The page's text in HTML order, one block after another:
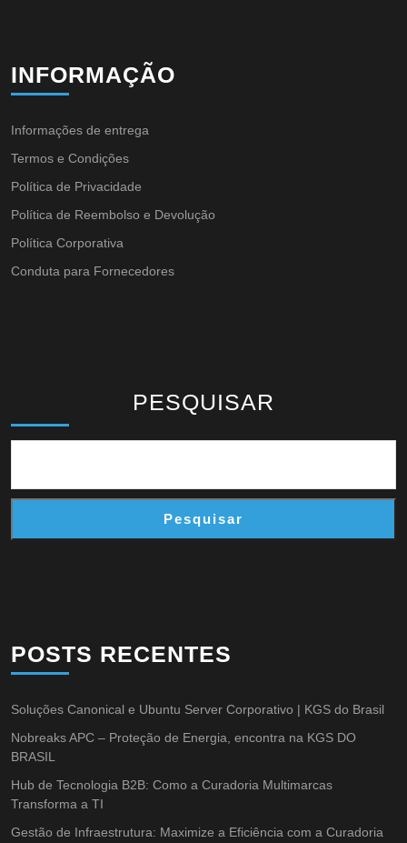
INFORMAÇÃO
Informações de entrega
Termos e Condições
Política de Privacidade
Política de Reembolso e Devolução
Política Corporativa
Conduta para Fornecedores
PESQUISAR
Pesquisar
POSTS RECENTES
Soluções Canonical e Ubuntu Server Corporativo | KGS do Brasil
Nobreaks APC – Proteção de Energia, encontra na KGS DO
BRASIL
Hub de Tecnologia B2B: Como a Curadoria Multimarcas
Transforma a TI
Gestão de Infraestrutura: Maximize a Eficiência com a Curadoria